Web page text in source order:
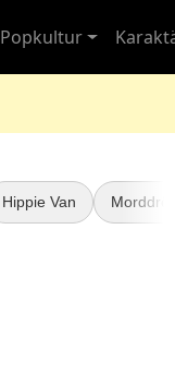
Popkultur
Hippie Van